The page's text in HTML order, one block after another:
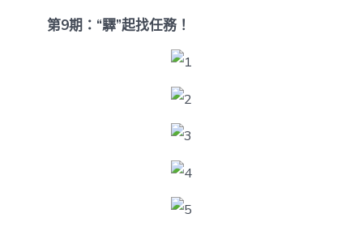
第9期：“驛”起找任務！